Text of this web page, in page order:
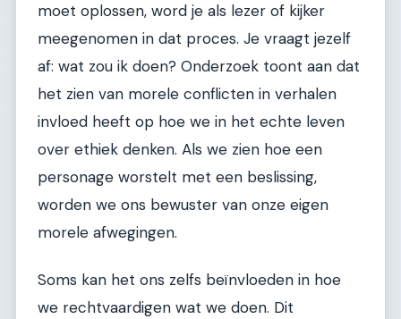
moet oplossen, word je als lezer of kijker
meegenomen in dat proces. Je vraagt jezelf
af: wat zou ik doen? Onderzoek toont aan dat
het zien van morele conflicten in verhalen
invloed heeft op hoe we in het echte leven
over ethiek denken. Als we zien hoe een
personage worstelt met een beslissing,
worden we ons bewuster van onze eigen
morele afwegingen.
Soms kan het ons zelfs beïnvloeden in hoe
we rechtvaardigen wat we doen. Dit